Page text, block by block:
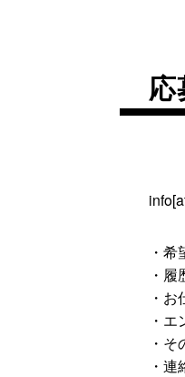
・
・
・
・
・
・